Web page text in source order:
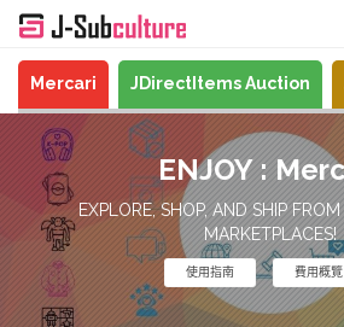
Mercari JDirectItems Auction
ENJOY :
EXPLORE, SHOP, AND SHIP
MARKETPLACES!
使用指南 費用概覽